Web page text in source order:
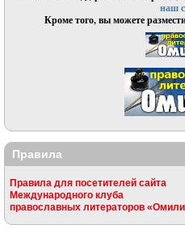
наш
Кроме того, вы можете
Правила
Правила для посетителей сайта
Международного клуба
православных литераторов